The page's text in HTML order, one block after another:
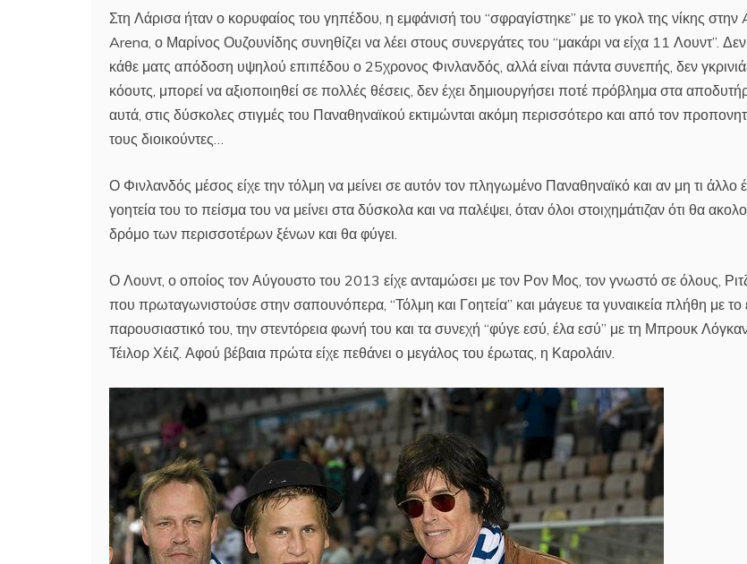
Στη Λάρισα ήταν ο κορυφαίος του γηπέδου, η εμφάνισή του “σφραγίστηκε” με το γκολ της νίκης στην
Arena, ο Μαρίνος Ουζουνίδης συνηθίζει να λέει στους συνεργάτες του “μακάρι να είχα 11 Λουντ”. Δεν
κάθε ματς απόδοση υψηλού επιπέδου ο 25χρονος Φινλανδός, αλλά είναι πάντα συνεπής, δεν
κόουτς, μπορεί να αξιοποιηθεί σε πολλές θέσεις, δεν έχει δημιουργήσει ποτέ πρόβλημα στα
αυτά, στις δύσκολες στιγμές του Παναθηναϊκού εκτιμώνται ακόμη περισσότερο και από τον
τους διοικούντες…
Ο Φινλανδός μέσος είχε την τόλμη να μείνει σε αυτόν τον πληγωμένο Παναθηναϊκό και αν μη τι άλλο
γοητεία του το πείσμα του να μείνει στα δύσκολα και να παλέψει, όταν όλοι στοιχημάτιζαν ότι θα
δρόμο των περισσοτέρων ξένων και θα φύγει.
Ο Λουντ, ο οποίος τον Αύγουστο του 2013 είχε ανταμώσει με τον Ρον Μος, τον γνωστό σε όλους,
που πρωταγωνιστούσε στην σαπουνόπερα, “Τόλμη και Γοητεία” και μάγευε τα γυναικεία πλήθη με
παρουσιαστικό του, την στεντόρεια φωνή του και τα συνεχή “φύγε εσύ, έλα εσύ” με τη Μπρουκ
Τέιλορ Χέιζ. Αφού βέβαια πρώτα είχε πεθάνει ο μεγάλος του έρωτας, η Καρολάιν.